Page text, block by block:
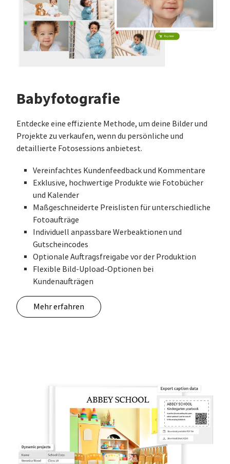
Babyfotografie
Entdecke eine effiziente Methode, um deine Bilder und
Projekte zu verkaufen, wenn du persönliche und
detaillierte Fotosessions anbietest.
Vereinfachtes Kundenfeedback und Kommentare
Exklusive, hochwertige Produkte wie Fotobücher
und Kalender
Maßgeschneiderte Preislisten für unterschiedliche
Fotoaufträge
Individuell anpassbare Werbeaktionen und
Gutscheincodes
Optionale Auftragsfreigabe vor der Produktion
Flexible Bild-Upload-Optionen bei
Kundenaufträgen
Mehr erfahren